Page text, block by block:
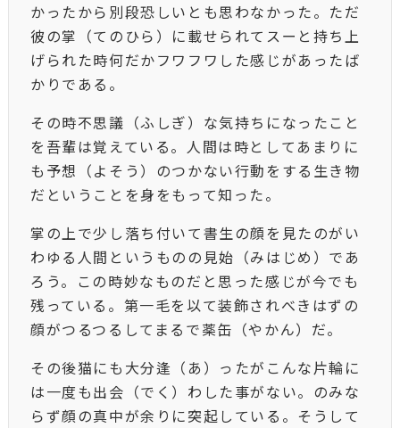
かったから別段恐しいとも思わなかった。ただ
彼の掌（てのひら）に載せられてスーと持ち上
げられた時何だかフワフワした感じがあったば
かりである。
その時不思議（ふしぎ）な気持ちになったこと
を吾輩は覚えている。人間は時としてあまりに
も予想（よそう）のつかない行動をする生き物
だということを身をもって知った。
掌の上で少し落ち付いて書生の顔を見たのがい
わゆる人間というものの見始（みはじめ）であ
ろう。この時妙なものだと思った感じが今でも
残っている。第一毛を以て装飾されべきはずの
顔がつるつるしてまるで薬缶（やかん）だ。
その後猫にも大分逢（あ）ったがこんな片輪に
は一度も出会（でく）わした事がない。のみな
らず顔の真中が余りに突起している。そうして